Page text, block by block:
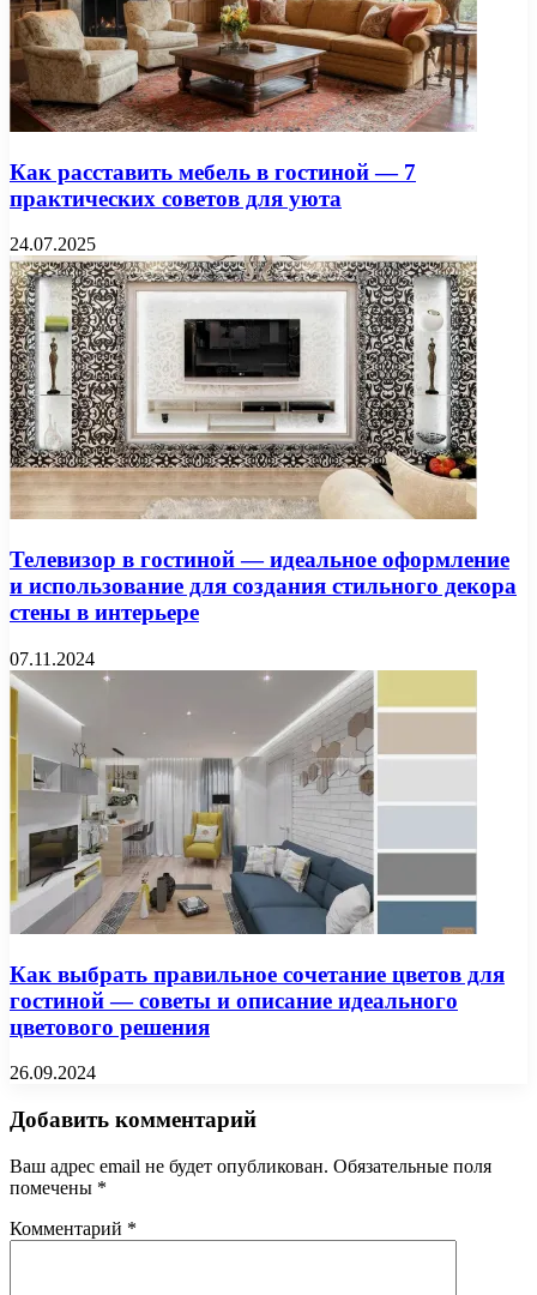
Как расставить мебель в гостиной — 7
практических советов для уюта
24.07.2025
Телевизор в гостиной — идеальное оформление
и использование для создания стильного декора
стены в интерьере
07.11.2024
Как выбрать правильное сочетание цветов для
гостиной — советы и описание идеального
цветового решения
26.09.2024
Добавить комментарий
Ваш адрес email не будет опубликован. Обязательные поля
помечены *
Комментарий *